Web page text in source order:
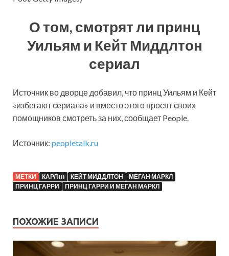
О том, смотрят ли принц
Уильям и Кейт Миддлтон
сериал
Источник во дворце добавил, что принц Уильям и Кейт
«избегают сериала» и вместо этого просят своих
помощников смотреть за них, сообщает People.
Источник: peopletalk.ru
МЕТКИ КАРЛ III КЕЙТ МИДДЛТОН
МЕГАН МАРКЛ
ПРИНЦ ГАРРИ
ПРИНЦ ГАРРИ И МЕГАН МАРКЛ
ПОХОЖИЕ ЗАПИСИ